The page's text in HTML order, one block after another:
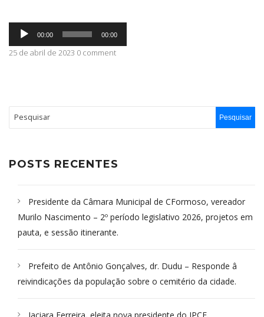
CONTATO
Tocador
áudio
00:00 00:00
25 de abril de 2023 0 comment
POSTS RECENTES
Presidente da Câmara Municipal de CFormoso, vereador
Murilo Nascimento – 2º período legislativo 2026, projetos em
pauta, e sessão itinerante.
Prefeito de Antônio Gonçalves, dr. Dudu – Responde â
reivindicações da população sobre o cemitério da cidade.